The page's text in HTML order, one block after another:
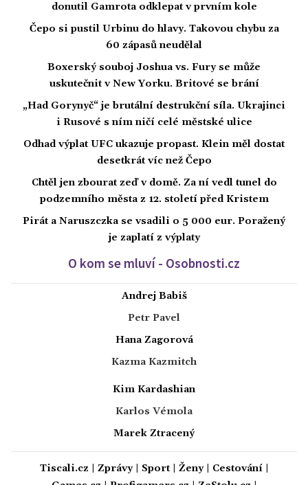
donutil Gamrota odklepat v prvním kole
Čepo si pustil Urbinu do hlavy. Takovou chybu za
60 zápasů neudělal
Boxerský souboj Joshua vs. Fury se může
uskutečnit v New Yorku. Britové se brání
„Had Gorynyč“ je brutální destrukční síla. Ukrajinci
i Rusové s ním ničí celé městské ulice
Odhad výplat UFC ukazuje propast. Klein měl dostat
desetkrát víc než Čepo
Chtěl jen zbourat zeď v domě. Za ní vedl tunel do
podzemního města z 12. století před Kristem
Pirát a Naruszczka se vsadili o 5 000 eur. Poražený
je zaplatí z výplaty
O kom se mluví - Osobnosti.cz
Andrej Babiš
Petr Pavel
Hana Zagorová
Kazma Kazmitch
Kim Kardashian
Karlos Vémola
Marek Ztracený
Tiscali.cz Zprávy| Sport| Ženy| Cestování|